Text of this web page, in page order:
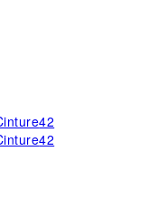
42
42